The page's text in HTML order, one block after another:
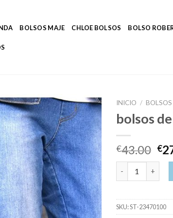
BOLSOS MAJE CHLOE BOLSOS BOLSO
INICIO /
bolsos
€43.00 €
bolsos de mano
SKU:ST-23470100